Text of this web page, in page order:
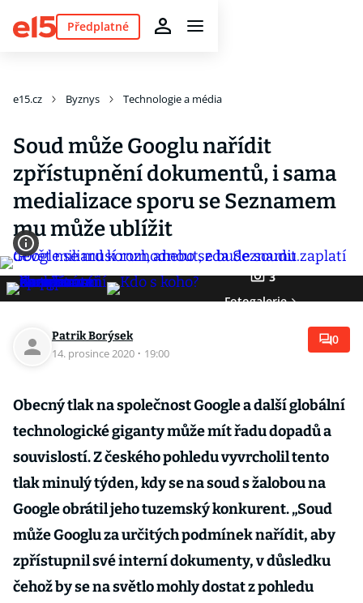
Předplatné
e15.cz Byznys Technologie a média
Soud může Googlu nařídit
zpřístupnění dokumentů, i sama
medializace sporu se Seznamem
mu může ublížit
3
Fotogalerie
Patrik Borýsek
14. prosince 2020 · 19:00
0
Obecný tlak na společnost Google a další globální
technologické giganty může mít řadu dopadů a
souvislostí. Z českého pohledu vyvrcholil tento
tlak minulý týden, kdy se na soud s žalobou na
Google obrátil jeho tuzemský konkurent. „Soud
může Googlu za určitých podmínek nařídit, aby
zpřístupnil své interní dokumenty, v důsledku
čehož by se na světlo mohly dostat z pohledu